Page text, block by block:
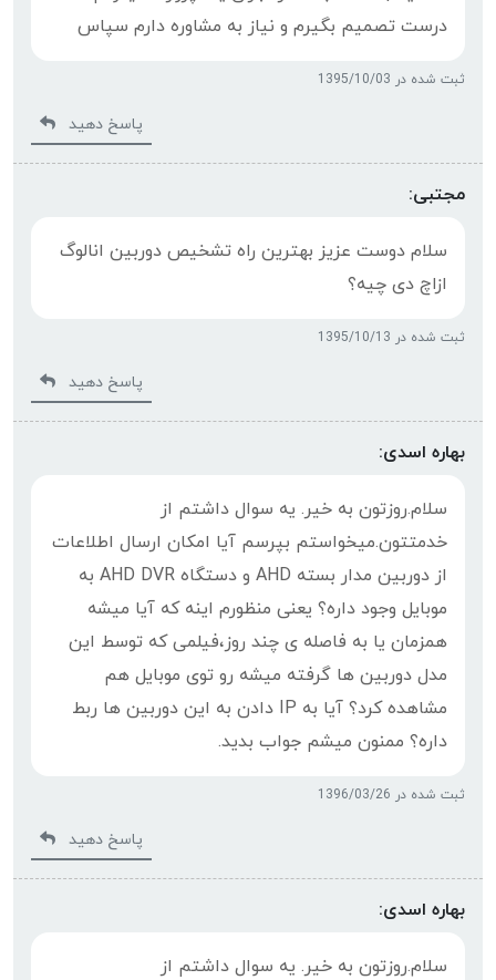
درست تصمیم بگیرم و نیاز به مشاوره دارم سپاس
ثبت شده در 1395/10/03
پاسخ دهید
مجتبی:
سلام دوست عزیز بهترین راه تشخیص دوربین انالوگ
ازاچ دی چیه؟
ثبت شده در 1395/10/13
پاسخ دهید
بهاره اسدی:
سلام.روزتون به خیر. یه سوال داشتم از
خدمتتون.میخواستم بپرسم آیا امکان ارسال اطلاعات
از دوربین مدار بسته AHD و دستگاه AHD DVR به
موبایل وجود داره؟ یعنی منظورم اینه که آیا میشه
همزمان یا به فاصله ی چند روز،فیلمی که توسط این
مدل دوربین ها گرفته میشه رو توی موبایل هم
مشاهده کرد؟ آیا به IP دادن به این دوربین ها ربط
داره؟ ممنون میشم جواب بدید.
ثبت شده در 1396/03/26
پاسخ دهید
بهاره اسدی:
سلام.روزتون به خیر. یه سوال داشتم از